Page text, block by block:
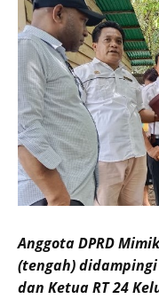
Anggota DPRD
(tengah)
dan Ketua RT 24